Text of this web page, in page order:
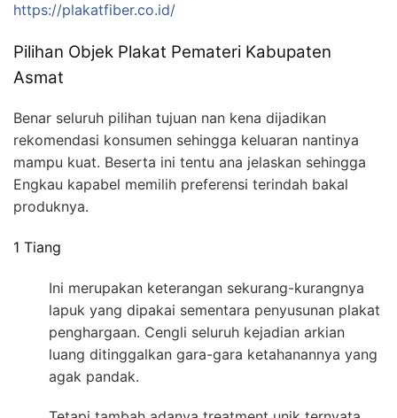
https://plakatfiber.co.id/
Pilihan Objek Plakat Pemateri Kabupaten
Asmat
Benar seluruh pilihan tujuan nan kena dijadikan
rekomendasi konsumen sehingga keluaran nantinya
mampu kuat. Beserta ini tentu ana jelaskan sehingga
Engkau kapabel memilih preferensi terindah bakal
produknya.
1 Tiang
Ini merupakan keterangan sekurang-kurangnya
lapuk yang dipakai sementara penyusunan plakat
penghargaan. Cengli seluruh kejadian arkian
luang ditinggalkan gara-gara ketahanannya yang
agak pandak.